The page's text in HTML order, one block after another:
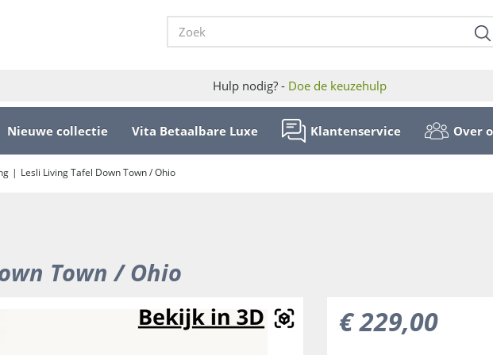
Lesli Living Tafel Down Town / Ohio
Hulp nodig? - Doe de keuzehulp
Nieuwe collectie Vita Betaalbare Luxe Klantenservice Over
Town / Ohio
€229,00